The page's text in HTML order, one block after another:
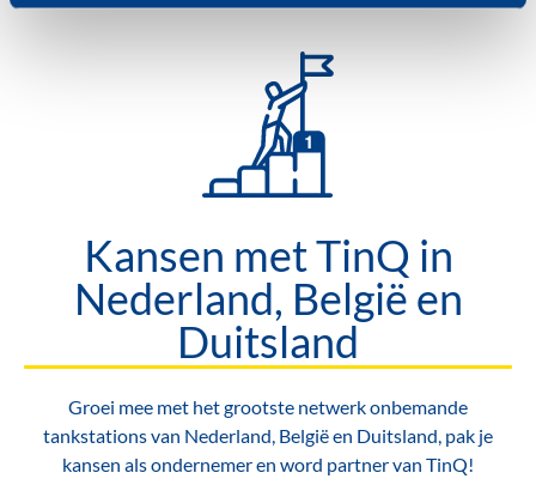
Kansen met TinQ in
Nederland, België en
Duitsland
Groei mee met het grootste netwerk onbemande
tankstations van Nederland, België en Duitsland, pak je
kansen als ondernemer en word partner van TinQ!